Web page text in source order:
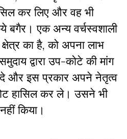
कर लिए और वह भी
बगैर। एक अन्य वर्चस्वशाली
का है, को अपना लाभ
द्वारा उप-कोटे की मांग
और इस प्रकार अपने नेतृत्व
हासिल कर ले। उसने भी
किया।